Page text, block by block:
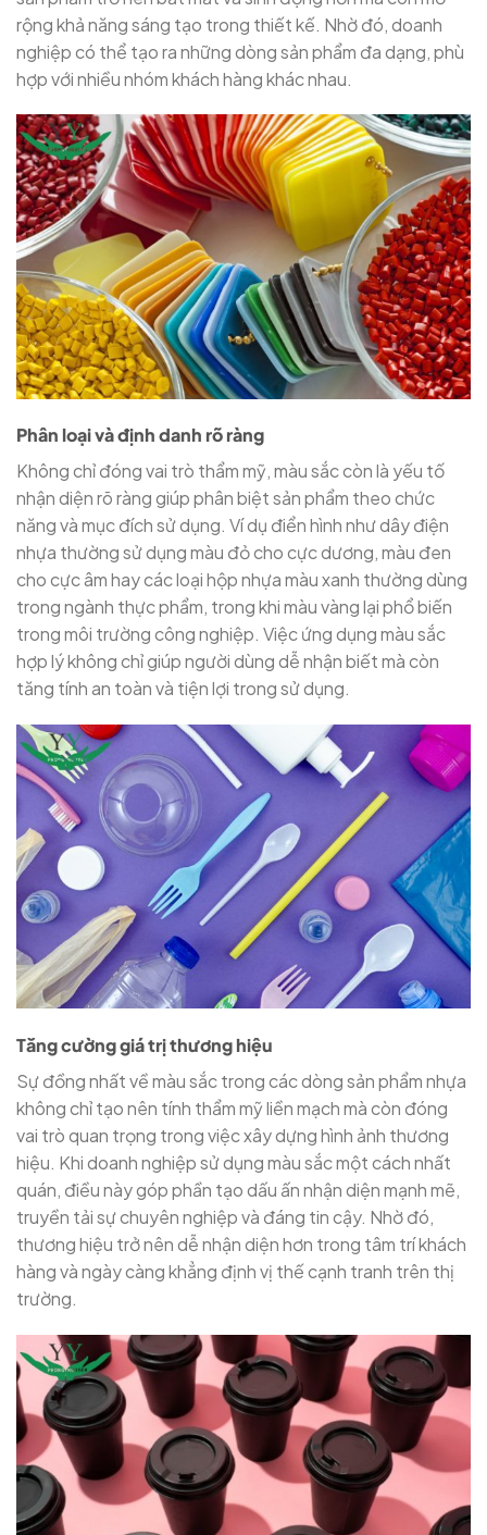
rộng khả năng sáng tạo trong thiết kế. Nhờ đó, doanh
nghiệp có thể tạo ra những dòng sản phẩm đa dạng, phù
hợp với nhiều nhóm khách hàng khác nhau.
Phân loại và định danh rõ ràng
Không chỉ đóng vai trò thẩm mỹ, màu sắc còn là yếu tố
nhận diện rõ ràng giúp phân biệt sản phẩm theo chức
năng và mục đích sử dụng. Ví dụ điển hình như dây điện
nhựa thường sử dụng màu đỏ cho cực dương, màu đen
cho cực âm hay các loại hộp nhựa màu xanh thường dùng
trong ngành thực phẩm, trong khi màu vàng lại phổ biến
trong môi trường công nghiệp. Việc ứng dụng màu sắc
hợp lý không chỉ giúp người dùng dễ nhận biết mà còn
tăng tính an toàn và tiện lợi trong sử dụng.
Tăng cường giá trị thương hiệu
Sự đồng nhất về màu sắc trong các dòng sản phẩm nhựa
không chỉ tạo nên tính thẩm mỹ liền mạch mà còn đóng
vai trò quan trọng trong việc xây dựng hình ảnh thương
hiệu. Khi doanh nghiệp sử dụng màu sắc một cách nhất
quán, điều này góp phần tạo dấu ấn nhận diện mạnh mẽ,
truyền tải sự chuyên nghiệp và đáng tin cậy. Nhờ đó,
thương hiệu trở nên dễ nhận diện hơn trong tâm trí khách
hàng và ngày càng khẳng định vị thế cạnh tranh trên thị
trường.